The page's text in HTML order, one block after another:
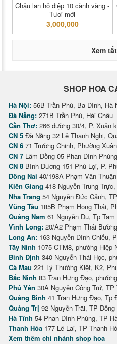
Chậu lan hô điệp 10 cành vàng -
Tươi mới
3,000,000
Xem
SHOP HOA
Hà Nội: 56B Trần Phú, Ba Đình, Hà
Đà Nẵng: 271B Trần Phú, Hải Châu
Cần Thơ: 266 đường 30/4, P. Xuân
CN 5 Đà Nẵng 32 Lê Thanh Nghị,
CN 6 71 Trường Chinh, Phường
CN 7 Lâm Đồng 05 Phan Đình Phùng
CN 8 Bình Dương 151 Phú Lợi, P.
Đồng Nai 40/198A Phạm Văn
Kiên Giang 418 Nguyễn Trung
Nha Trang 54 Nguyễn Đức Cảnh,
Vũng Tàu 185B Phạm Hồng Thái,
Quảng Nam 61 Nguyễn Du, Tp Tam
Vĩnh Long: 20/A2 Phạm Thái Bường
Long An: 163 Nguyễn Đình Chiểu,
Tây Ninh 1075 CTM8, phường Hiệp
Bình Định 340 Nguyễn Thái Học,
Cà Mau 221 Lý Thường Kiệt, K2,
Bắc Ninh 83 Trần Hưng Đạo,
Phú Yên 30A Nguyễn Công Trứ, TP
Quảng Bình 41 Trần Hưng Đạo, Tp
Quảng Trị 92 Nguyễn Trãi, TP Đông
Hà Tĩnh 54 Phan Đình Phùng, TP
Thanh Hóa 177 Lê Lai, TP Thanh
Xem thêm chi nhánh shop hoa